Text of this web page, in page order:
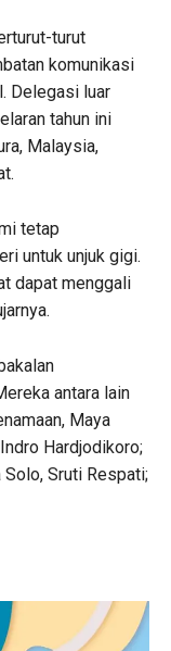
turut
komunikasi
Delegasi luar
tahun ini
Malaysia,
tetap
untuk unjuk gigi.
dapat menggali
antara lain
Maya
Hardjodikoro;
Sruti Respati;